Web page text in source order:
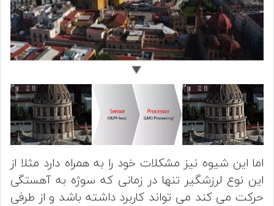
اما این شیوه نیز مشکلات خود را به همراه دارد مثلا از
این نوع لرزشگیر تنها در زمانی که سوژه به آهستگی
حرکت می کند می تواند کاربرد داشته باشد و از طرفی